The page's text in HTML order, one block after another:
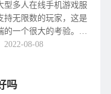
致服务器瘫痪，但也会
家的游戏体验。因
型多人在线手机游戏服
持无限数的玩家，这是
的一个很大的考验。服
全、可维护、可扩展、
虑，特别是服务器服务
2022-08-08
吗